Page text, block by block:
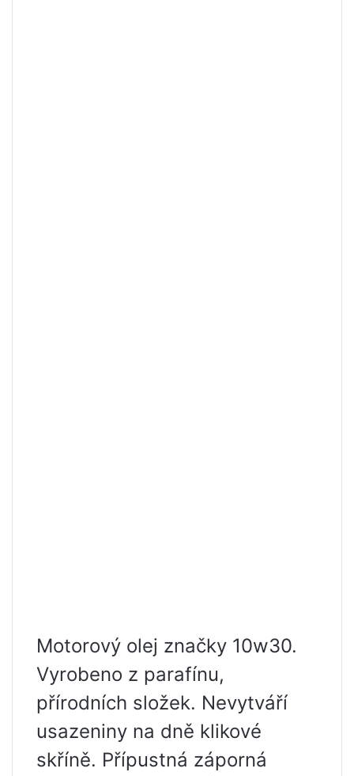
Motorový olej značky 10w30.
Vyrobeno z parafínu,
přírodních složek. Nevytváří
usazeniny na dně klikové
skříně. Přípustná záporná